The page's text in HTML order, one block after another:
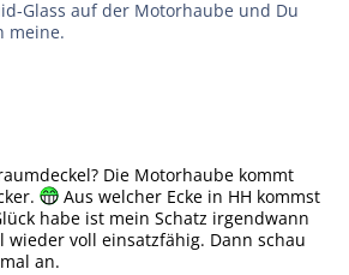
Glass auf der Motorhaube und Du
meine.
Die Motorhaube kommt
Aus welcher Ecke in HH kommst
habe ist mein Schatz irgendwann
voll einsatzfähig. Dann schau
an.